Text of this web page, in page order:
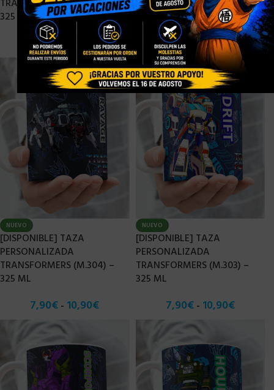
TRANSFORMERS (M.306) –
325 ML
7,90€- €
TRANSFORMERS (M.305) –
325 ML
7,90 -10,90€
NUEVO
[DISPONIBLE] TAZA
PERSONALIZADA
TRANSFORMERS (M.304) –
325 ML
7,90€- 10,90€
NUEVO
[DISPONIBLE] TAZA
PERSONALIZADA
TRANSFORMERS (M.303) –
325 ML
7,90€ - 10,90€